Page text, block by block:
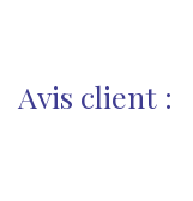
Avis client :